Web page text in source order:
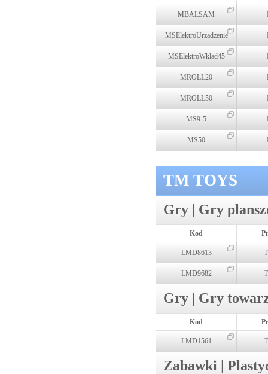
MBALSAM
MSElektroUrzadzenie
MSElektroWklad45
MROLL20
MROLL50
MS9-5
MS50
TM TOYS
Gry | Gry
Kod
LMD8613
LMD9682
Gry | Gry
Kod
LMD1561
Zabawki |